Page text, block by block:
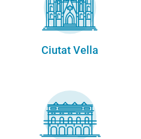
Ciutat Vella